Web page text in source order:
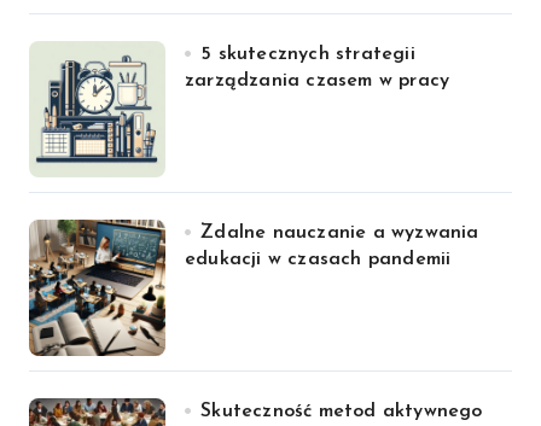
5 skutecznych strategii
zarządzania czasem w pracy
Zdalne nauczanie a wyzwania
edukacji w czasach pandemii
Skuteczność metod aktywnego